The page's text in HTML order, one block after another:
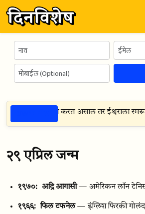
व्यक्तीसाठी काम करत असाल तर ईश्वराला
२९ एप्रिल जन्म
१९७०: आंद्रे आगासी — अमेरिकन लॉन
१९६६: फिल टफनेल — इंग्लिश फिरकी